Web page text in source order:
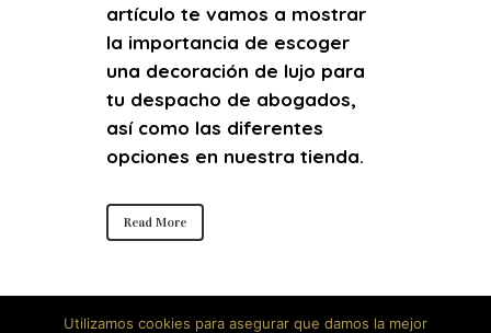
artículo te vamos a mostrar
la importancia de escoger
una decoración de lujo para
tu despacho de abogados,
así como las diferentes
opciones en nuestra tienda.
Read More
Utilizamos cookies para asegurar que damos la mejor